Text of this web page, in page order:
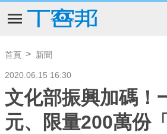
首頁 新聞
2020.06.15 16:30
文化部振興加碼！
元、限量200萬份